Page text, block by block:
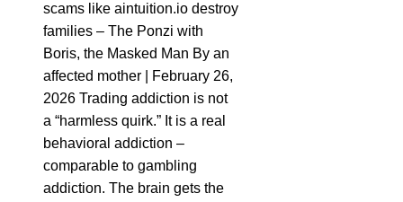
scams like aintuition.io destroy
families – The Ponzi with
Boris, the Masked Man By an
affected mother | February 26,
2026 Trading addiction is not
a “harmless quirk.” It is a real
behavioral addiction –
comparable to gambling
addiction. The brain gets the